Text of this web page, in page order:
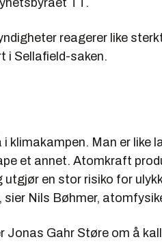
TT.
reagerer like
i Sellafield-saken.
klimakampen. Man er like
et annet. Atomkraft
en stor risiko for
Nils Bøhmer,
Jonas Gahr Støre om å